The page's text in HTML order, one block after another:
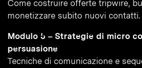
Come costruire offerte tripwire,
monetizzare subito nuovi contatti.
Modulo 5 – Strategie di micro
persuasione
Tecniche di comunicazione e